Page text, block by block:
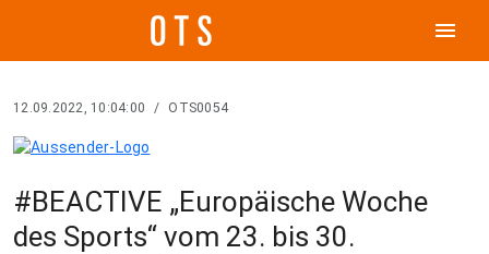
menu
12.09.2022, 10:04:00 / OTS0054
#BEACTIVE „Europäische Woche
des Sports“ vom 23. bis 30.